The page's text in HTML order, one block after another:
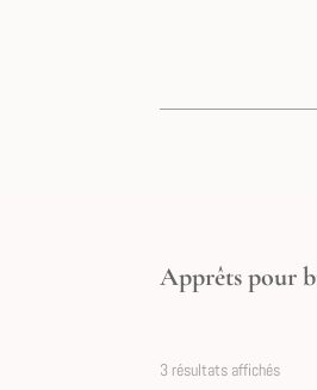
Apprêts pour
3 résultats affichés